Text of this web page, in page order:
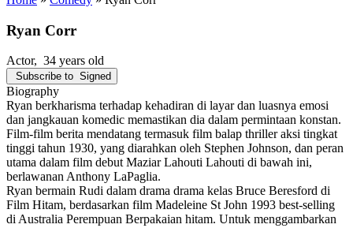
Ryan Corr
Actor, 34 years old
Subscribe to Signed
Biography
Ryan berkharisma terhadap kehadiran di layar dan luasnya emosi
dan jangkauan komedic memastikan dia dalam permintaan konstan.
Film-film berita mendatang termasuk film balap thriller aksi tingkat
tinggi tahun 1930, yang diarahkan oleh Stephen Johnson, dan peran
utama dalam film debut Maziar Lahouti Lahouti di bawah ini,
berlawanan Anthony LaPaglia.
Ryan bermain Rudi dalam drama drama kelas Bruce Beresford di
Film Hitam, berdasarkan film Madeleine St John 1993 best-selling
di Australia Perempuan Berpakaian hitam. Untuk menggambarkan